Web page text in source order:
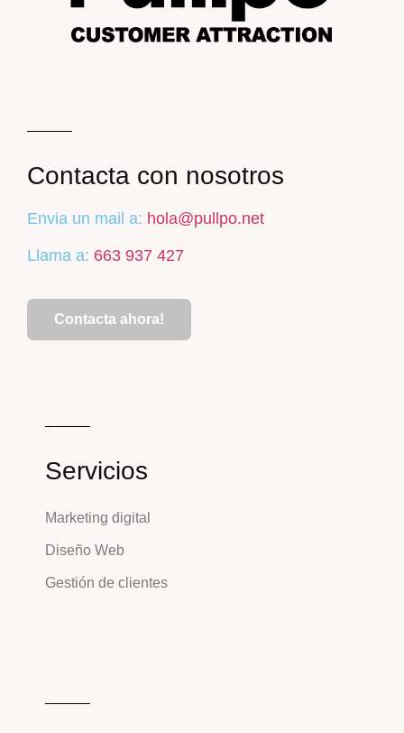
Contacta con nosotros
Envia un mail a: hola@pullpo.net
Llama a: 663 937 427
Contacta ahora!
Servicios
Marketing digital
Diseño Web
Gestión de clientes